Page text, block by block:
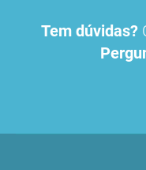
Tem dúvidas?